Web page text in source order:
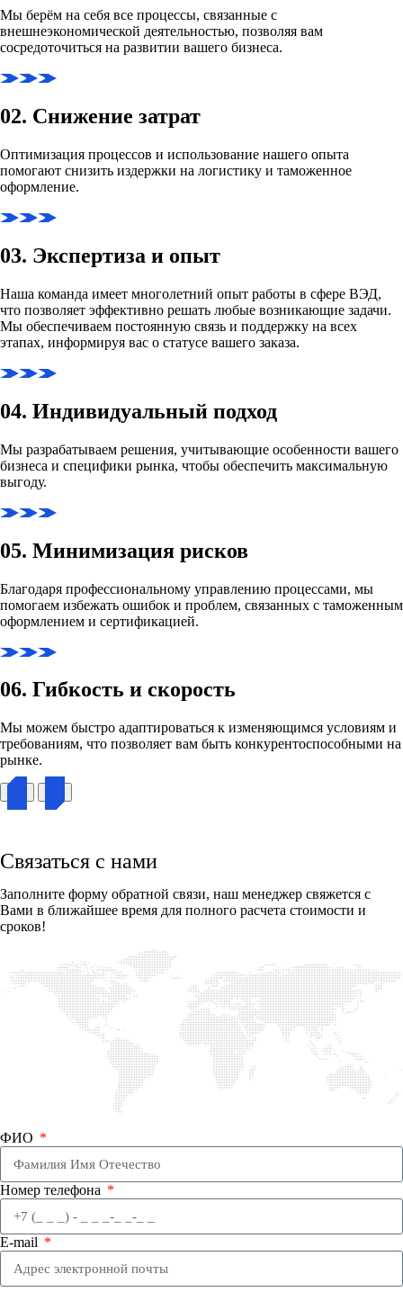
Мы берём на себя все процессы, связанные с
внешнеэкономической деятельностью, позволяя вам
сосредоточиться на развитии вашего бизнеса.
02. Снижение затрат
Оптимизация процессов и использование нашего опыта
помогают снизить издержки на логистику и таможенное
оформление.
03. Экспертиза и опыт
Наша команда имеет многолетний опыт работы в сфере ВЭД,
что позволяет эффективно решать любые возникающие задачи.
Мы обеспечиваем постоянную связь и поддержку на всех
этапах, информируя вас о статусе вашего заказа.
04. Индивидуальный подход
Мы разрабатываем решения, учитывающие особенности вашего
бизнеса и специфики рынка, чтобы обеспечить максимальную
выгоду.
05. Минимизация рисков
Благодаря профессиональному управлению процессами, мы
помогаем избежать ошибок и проблем, связанных с таможенным
оформлением и сертификацией.
06. Гибкость и скорость
Мы можем быстро адаптироваться к изменяющимся условиям и
требованиям, что позволяет вам быть конкурентоспособными на
рынке.
Связаться с нами
Заполните форму обратной связи, наш менеджер свяжется с
Вами в ближайшее время для полного расчета стоимости и
сроков!
ФИО
Номер телефона
E-mail